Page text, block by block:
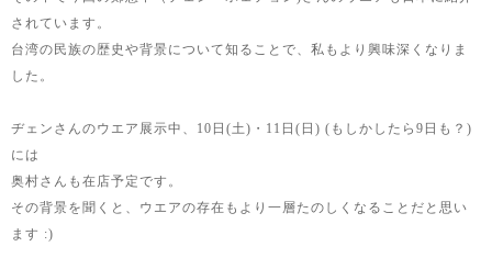
されています。
台湾の民族の歴史や背景について知ることで、私もより興味深くなりま
した。
ヂェンさんのウエア展示中、10日(土)・11日(日) (もしかしたら9日も？)
には
奥村さんも在店予定です。
その背景を聞くと、ウエアの存在もより一層たのしくなることだと思い
ます :)